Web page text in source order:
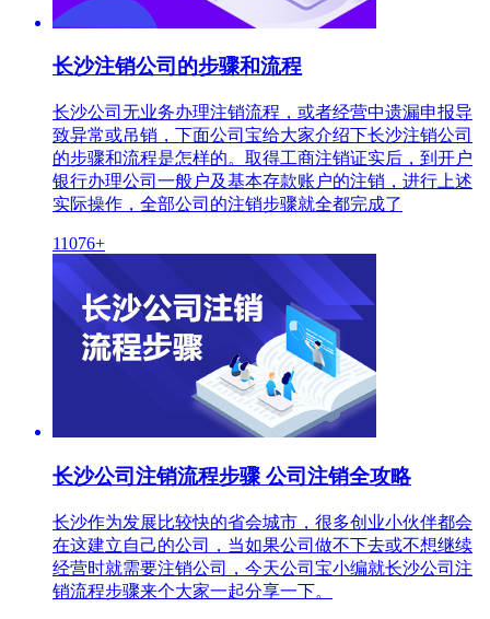
长沙注销公司的步骤和流程
长沙公司无业务办理注销流程，或者经营中遗漏申报导
致异常或吊销，下面公司宝给大家介绍下长沙注销公司
的步骤和流程是怎样的。取得工商注销证实后，到开户
银行办理公司一般户及基本存款账户的注销，进行上述
实际操作，全部公司的注销步骤就全都完成了
11076+
长沙公司注销流程步骤 公司注销全攻略
长沙作为发展比较快的省会城市，很多创业小伙伴都会
在这建立自己的公司，当如果公司做不下去或不想继续
经营时就需要注销公司，今天公司宝小编就长沙公司注
销流程步骤来个大家一起分享一下。